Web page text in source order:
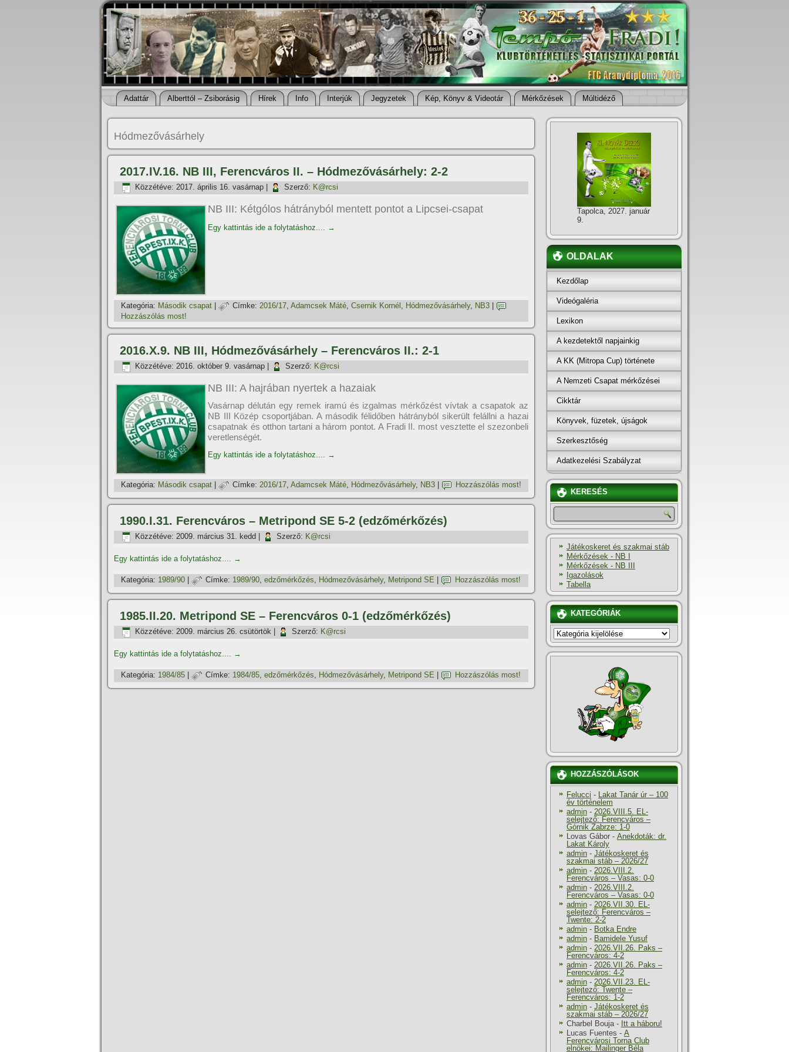
Adattár Alberttól – Zsiborásig Hí­rek Info Interjúk Jegyzetek Kép, Könyv & Videotár Mérkőzések Múltidéző
Hódmezővásárhely
2017.IV.16. NB III, Ferencváros II. – Hódmezővásárhely: 2-2
Közzétéve: 2017. április 16. vasárnap Szerző: K@rcsi
NB III: Kétgólos hátrányból mentett pontot a Lipcsei-csapat
Egy kattintás ide a folytatáshoz.... →
Kategória: Második csapat Címke: 2016/17, Adamcsek Máté, Csernik Kornél , Hódmezővásárhely, NB3
Hozzászólás most!
2016.X.9. NB III, Hódmezővásárhely – Ferencváros II.: 2-1
Közzétéve: 2016. október 9. vasárnap Szerző: K@rcsi
NB III: A hajrában nyertek a hazaiak
Vasárnap délután egy remek iramú és izgalmas mérkőzést ví­vtak a csapatok az
NB III Közép csoportjában. A második félidőben hátrányból sikerült felállni a hazai
csapatnak és otthon tartani a három pontot. A Fradi II. most vesztette el szezonbeli
veretlenségét.
Egy kattintás ide a folytatáshoz.... →
Kategória: Második csapat Címke: 2016/17, Adamcsek Máté, Hódmezővásárhely, NB3 Hozzászólás most!
1990.I.31. Ferencváros – Metripond SE 5-2 (edzőmérkőzés)
Közzétéve: 2009. március 31. kedd Szerző: K@rcsi
Egy kattintás ide a folytatáshoz.... →
Kategória: 1989/90 Címke: 1989/90, edzőmérkőzés, Hódmezővásárhely, Metripond SE Hozzászólás most!
1985.II.20. Metripond SE – Ferencváros 0-1 (edzőmérkőzés)
Közzétéve: 2009. március 26. csütörtök Szerző: K@rcsi
Egy kattintás ide a folytatáshoz.... →
Kategória: 1984/85 Címke: 1984/85, edzőmérkőzés, Hódmezővásárhely, Metripond SE Hozzászólás most!
Tapolca, 2027. január
9.
OLDALAK
Kezdőlap
Videógaléria
Lexikon
A kezdetektől napjainkig
A KK (Mitropa Cup) története
A Nemzeti Csapat mérkőzései
Cikktár
Könyvek, füzetek, újságok
Szerkesztőség
Adatkezelési Szabályzat
KERESÉS
Játékoskeret és szakmai stáb
Mérkőzések - NB I
Mérkőzések - NB III
Igazolások
Tabella
KATEGÓRIÁK
KATEGÓRIÁK
HOZZÁSZÓLÁSOK
Felucci - Lakat Tanár úr – 100
év történelem
admin - 2026.VIII.5. EL-
selejtező: Ferencváros –
Górnik Zabrze: 1-0
Lovas Gábor - Anekdoták: dr.
Lakat Károly
admin - Játékoskeret és
szakmai stáb – 2026/27
admin - 2026.VIII.2.
Ferencváros – Vasas: 0-0
admin - 2026.VIII.2.
Ferencváros – Vasas: 0-0
admin - 2026.VII.30. EL-
selejtező: Ferencváros –
Twente: 2-2
admin - Botka Endre
admin - Bamidele Yusuf
admin - 2026.VII.26. Paks –
Ferencváros: 4-2
admin - 2026.VII.26. Paks –
Ferencváros: 4-2
admin - 2026.VII.23. EL-
selejtező: Twente –
Ferencváros: 1-2
admin - Játékoskeret és
szakmai stáb – 2026/27
Charbel Bouja- Itt a háboru!
Lucas Fuentes - A
Ferencvárosi Torna Club
elnökei: Mailinger Béla